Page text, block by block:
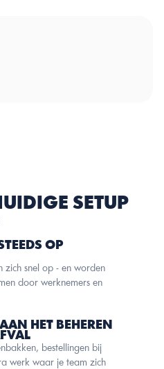
SETUP
OP
zich snel op - en worden
door werknemers en
HET BEHEREN
bestellingen bij
werk waar je team zich